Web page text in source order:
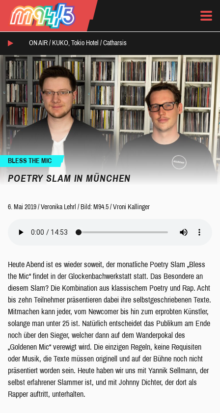
ON AIR / KUKO, Tokio Hotel / Catharsis
BLESS THE MIC
POETRY SLAM IN MÜNCHEN
6. Mai 2019 / Veronika Lehrl / Bild: M94.5 / Vroni Kallinger
Heute Abend ist es wieder soweit, der monatliche Poetry Slam „Bless
the Mic“ findet in der Glockenbachwerkstatt statt. Das Besondere an
diesem Slam? Die Kombination aus klassischem Poetry und Rap. Acht
bis zehn Teilnehmer präsentieren dabei ihre selbstgeschriebenen Texte.
Mitmachen kann jeder, vom Newcomer bis hin zum erprobten Künstler,
solange man unter 25 ist. Natürlich entscheidet das Publikum am Ende
noch über den Sieger, welcher dann auf dem Wanderpokal des
„Goldenen Mic“ verewigt wird. Die einzigen Regeln, keine Requisiten
oder Musik, die Texte müssen originell und auf der Bühne noch nicht
präsentiert worden sein. Heute haben wir uns mit Yannik Sellmann, der
selbst erfahrener Slammer ist, und mit Johnny Dichter, der dort als
Rapper auftritt, unterhalten.